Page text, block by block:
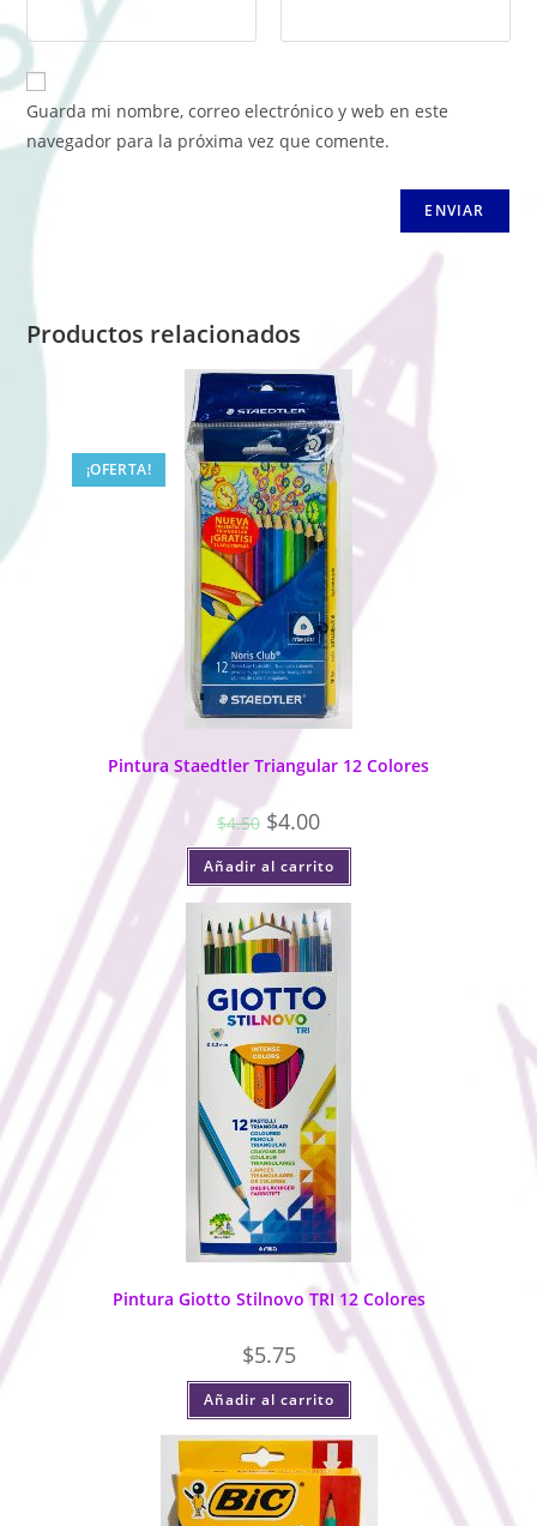
Guarda mi nombre, correo electrónico y web en este
navegador para la próxima vez que comente.
Productos relacionados
¡OFERTA!
Pintura Staedtler Triangular 12 Colores
$4.50 $4.00
Añadir al carrito
Pintura Giotto Stilnovo TRI 12 Colores
$5.75
Añadir al carrito